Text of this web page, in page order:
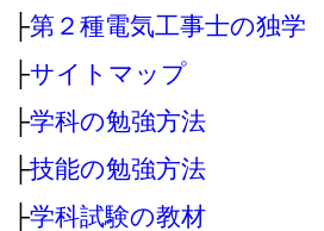
├第２種電気工事士の独学
├サイトマップ
├学科の勉強方法
├技能の勉強方法
├学科試験の教材